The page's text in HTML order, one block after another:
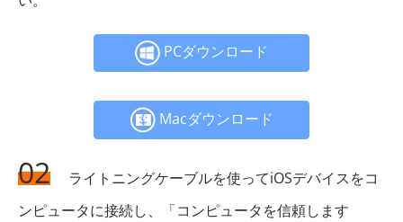
PCダウンロード
Macダウンロード
02
ライトニングケーブルを使ってiOSデバイスをコ
ンピュータに接続し、「コンピュータを信頼します